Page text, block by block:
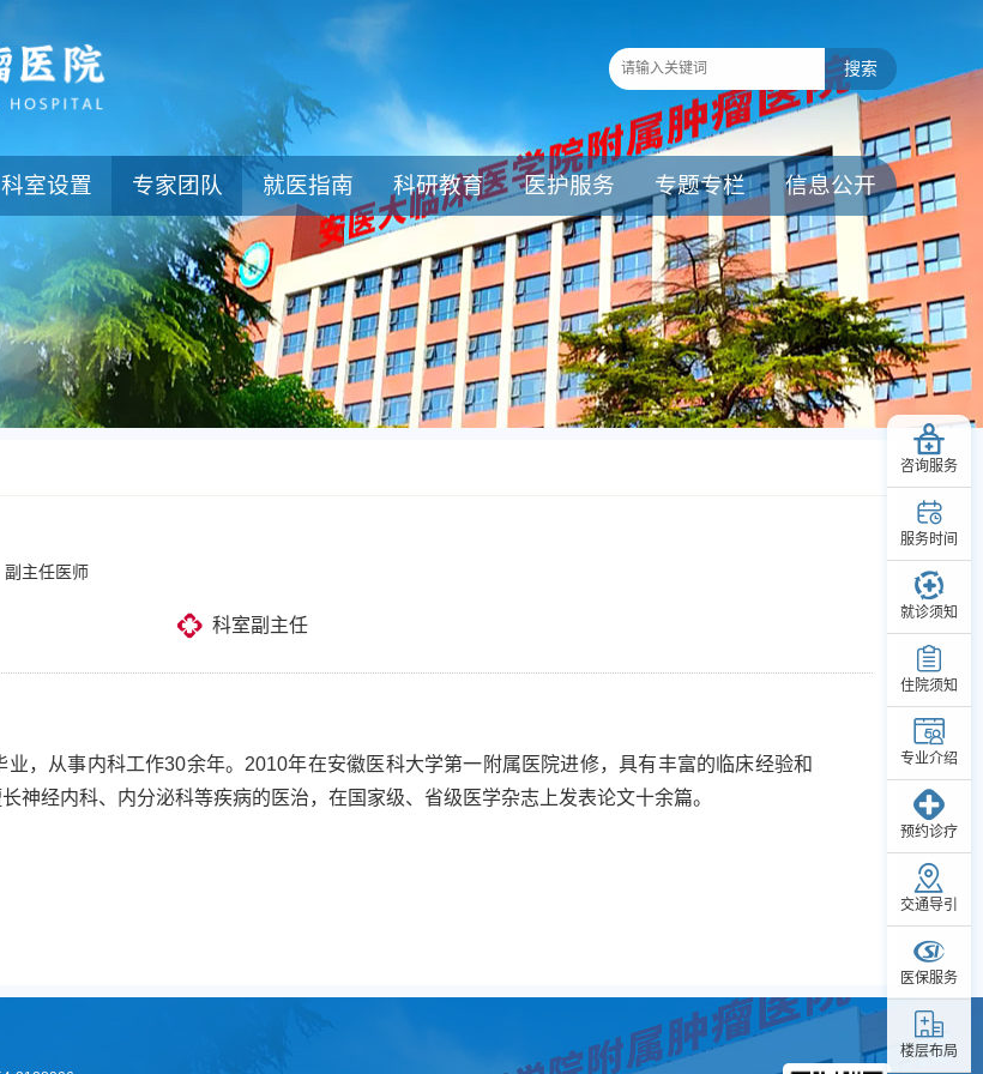
科室设置 专家团队 就医指南 科研教育 医护服务 专题专栏 信息公开
副主任医师
科室副主任
业，从事内科工作30余年。2010年在安徽医科大学第一附属医院进修，具有丰富的临床经验和
神经内科、内分泌科等疾病的医治，在国家级、省级医学杂志上发表论文十余篇。
咨询服务
服务时间
就诊须知
住院须知
专业介绍
预约诊疗
交通导引
医保服务
楼层布局